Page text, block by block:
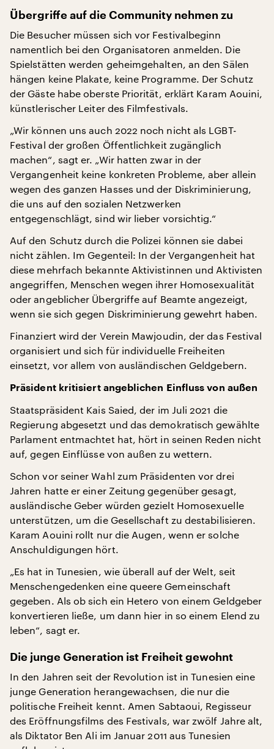
Übergriffe auf die Community nehmen zu
Die Besucher müssen sich vor Festivalbeginn
namentlich bei den Organisatoren anmelden. Die
Spielstätten werden geheimgehalten, an den Sälen
hängen keine Plakate, keine Programme. Der Schutz
der Gäste habe oberste Priorität, erklärt Karam Aouini,
künstlerischer Leiter des Filmfestivals.
„Wir können uns auch 2022 noch nicht als LGBT-
Festival der großen Öffentlichkeit zugänglich
machen“, sagt er. „Wir hatten zwar in der
Vergangenheit keine konkreten Probleme, aber allein
wegen des ganzen Hasses und der Diskriminierung,
die uns auf den sozialen Netzwerken
entgegenschlägt, sind wir lieber vorsichtig.“
Auf den Schutz durch die Polizei können sie dabei
nicht zählen. Im Gegenteil: In der Vergangenheit hat
diese mehrfach bekannte Aktivistinnen und Aktivisten
angegriffen, Menschen wegen ihrer Homosexualität
oder angeblicher Übergriffe auf Beamte angezeigt,
wenn sie sich gegen Diskriminierung gewehrt haben.
Finanziert wird der Verein Mawjoudin, der das Festival
organisiert und sich für individuelle Freiheiten
einsetzt, vor allem von ausländischen Geldgebern.
Präsident kritisiert angeblichen Einfluss von außen
Staatspräsident Kais Saied, der im Juli 2021 die
Regierung abgesetzt und das demokratisch gewählte
Parlament entmachtet hat, hört in seinen Reden nicht
auf, gegen Einflüsse von außen zu wettern.
Schon vor seiner Wahl zum Präsidenten vor drei
Jahren hatte er einer Zeitung gegenüber gesagt,
ausländische Geber würden gezielt Homosexuelle
unterstützen, um die Gesellschaft zu destabilisieren.
Karam Aouini rollt nur die Augen, wenn er solche
Anschuldigungen hört.
„Es hat in Tunesien, wie überall auf der Welt, seit
Menschengedenken eine queere Gemeinschaft
gegeben. Als ob sich ein Hetero von einem Geldgeber
konvertieren ließe, um dann hier in so einem Elend zu
leben“, sagt er.
Die junge Generation ist Freiheit gewohnt
In den Jahren seit der Revolution ist in Tunesien eine
junge Generation herangewachsen, die nur die
politische Freiheit kennt. Amen Sabtaoui, Regisseur
des Eröffnungsfilms des Festivals, war zwölf Jahre alt,
als Diktator Ben Ali im Januar 2011 aus Tunesien